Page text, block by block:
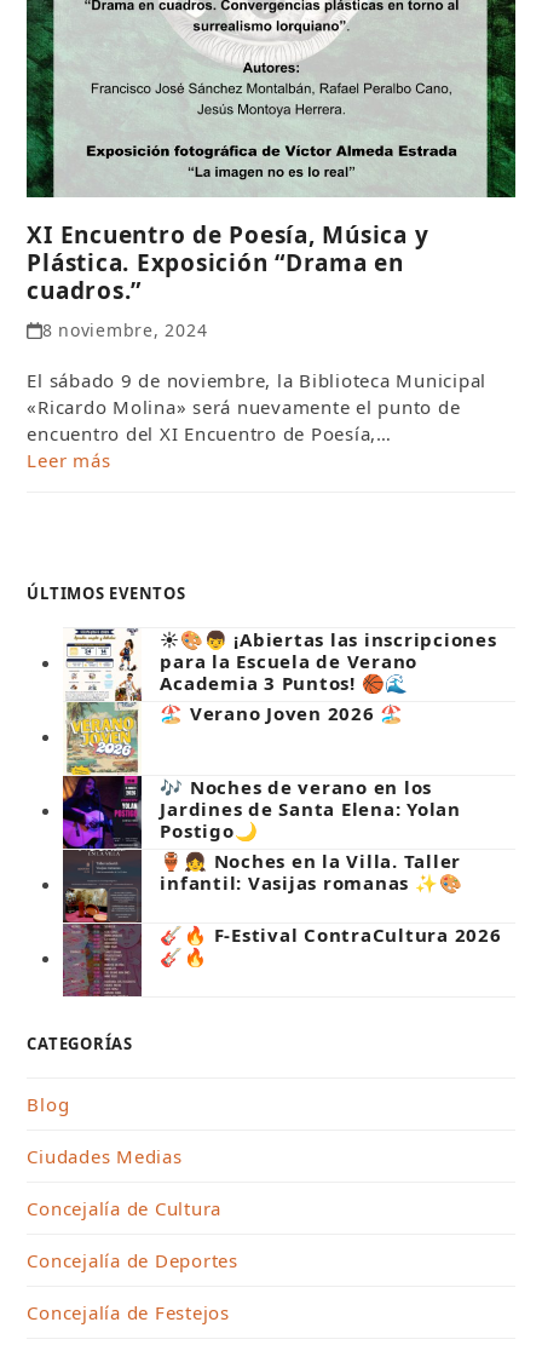
XI Encuentro de Poesía, Música y
Plástica. Exposición “Drama en
cuadros.”
8 noviembre, 2024
El sábado 9 de noviembre, la Biblioteca Municipal
«Ricardo Molina» será nuevamente el punto de
encuentro del XI Encuentro de Poesía,…
Leer más
ÚLTIMOS EVENTOS
☀️🎨👦 ¡Abiertas las inscripciones
para la Escuela de Verano
Academia 3 Puntos! 🏀🌊
🏖️ Verano Joven 2026 🏖️
🎶 Noches de verano en los
Jardines de Santa Elena: Yolan
Postigo🌙
🏺👧 Noches en la Villa. Taller
infantil: Vasijas romanas ✨🎨
🎸🔥 F-Estival ContraCultura 2026
🎸🔥
CATEGORÍAS
Blog
Ciudades Medias
Concejalía de Cultura
Concejalía de Deportes
Concejalía de Festejos